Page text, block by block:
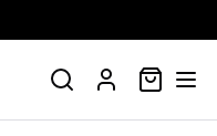
SØK PROFIL